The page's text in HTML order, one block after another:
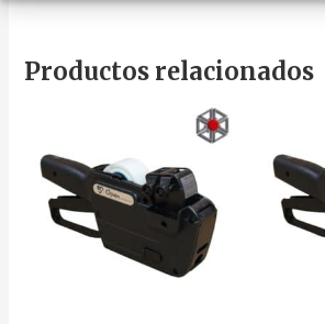
Productos relacionados